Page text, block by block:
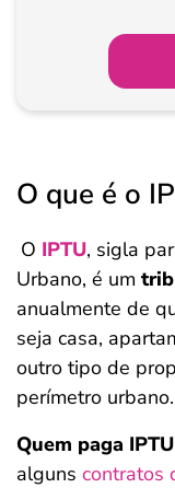
O que é o
O IPTU, sigla
Urbano, é um
anualmente de
seja casa,
outro tipo de
perímetro urbano.
Quem paga IPTU
alguns contratos